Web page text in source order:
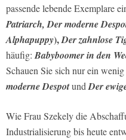
passende lebende Exemplare
Patriarch, Der moderne
Alphapuppy),Der zahnlose
häufig: Babyboomer in den
Schauen Sie sich nur ein
moderne Despotund Der
Wie Frau Szekely die
Industrialisierung bis heute